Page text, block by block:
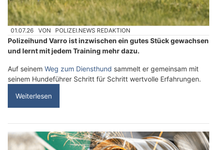
01.07.26 VON POLIZEI.NEWS REDAKTION
Polizeihund Varro ist inzwischen ein gutes Stück gewachsen
und lernt mit jedem Training mehr dazu.
Auf seinem Weg zum Diensthund sammelt er gemeinsam mit
seinem Hundeführer Schritt für Schritt wertvolle Erfahrungen.
Weiterlesen